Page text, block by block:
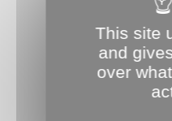
This site
and
over